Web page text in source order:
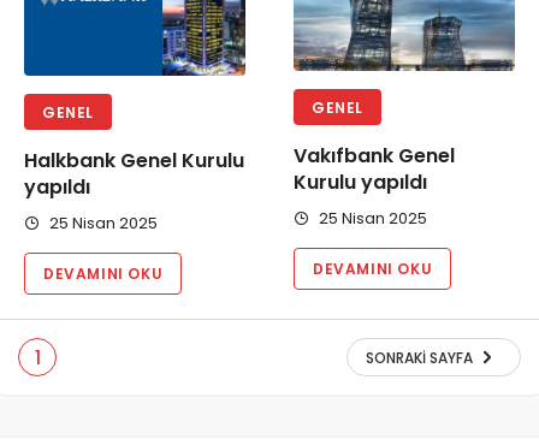
GENEL
Halkbank Genel Kurulu
yapıldı
25 Nisan 2025
DEVAMINI OKU
GENEL
Vakıfbank Genel
Kurulu yapıldı
25 Nisan 2025
DEVAMINI OKU
1 SONRAKI SAYFA